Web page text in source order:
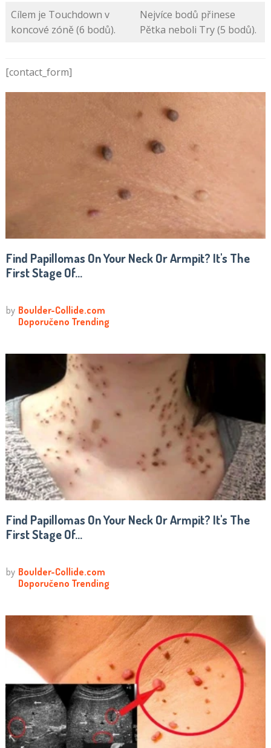
Cílem je Touchdown v
koncové zóně (6 bodů).
Nejvíce bodů přinese
Pětka neboli Try (5 bodů).
[contact_form]
Find Papillomas On Your Neck Or Armpit? It's The
First Stage Of...
Find Papillomas On Your Neck Or Armpit? It's The
First Stage Of...